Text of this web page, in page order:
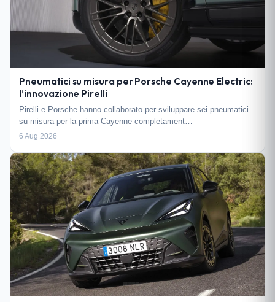
Pneumatici su misura per Porsche Cayenne Electric:
l’innovazione Pirelli
Pirelli e Porsche hanno collaborato per sviluppare sei pneumatici
su misura per la prima Cayenne completament…
6 Aug 2026